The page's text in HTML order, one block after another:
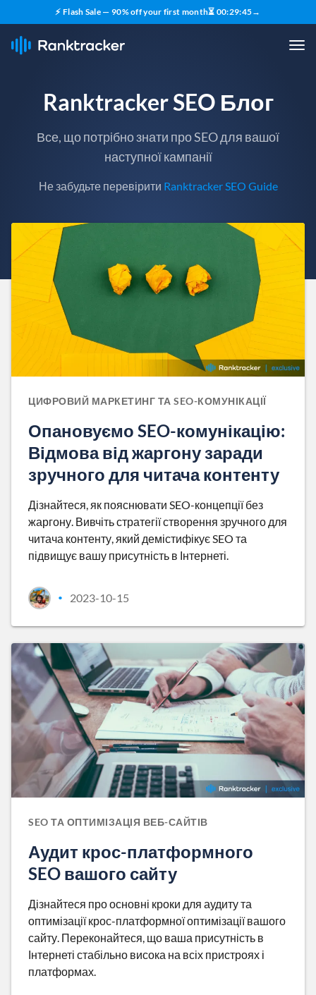
⚡ Flash Sale — 90% off your first month⏳ 00:29:43→
Ranktracker SEO Блог
Все, що потрібно знати про SEO для вашої
наступної кампанії
Не забудьте перевірити Ranktracker SEO Guide
ЦИФРОВИЙ МАРКЕТИНГ ТА SEO-КОМУНІКАЦІЇ
Опановуємо SEO-комунікацію:
Відмова від жаргону заради
зручного для читача контенту
Дізнайтеся, як пояснювати SEO-концепції без
жаргону. Вивчіть стратегії створення зручного для
читача контенту, який демістифікує SEO та
підвищує вашу присутність в Інтернеті.
• 2023-10-15
SEO ТА ОПТИМІЗАЦІЯ ВЕБ-САЙТІВ
Аудит крос-платформного
SEO вашого сайту
Дізнайтеся про основні кроки для аудиту та
оптимізації крос-платформної оптимізації вашого
сайту. Переконайтеся, що ваша присутність в
Інтернеті стабільно висока на всіх пристроях і
платформах.